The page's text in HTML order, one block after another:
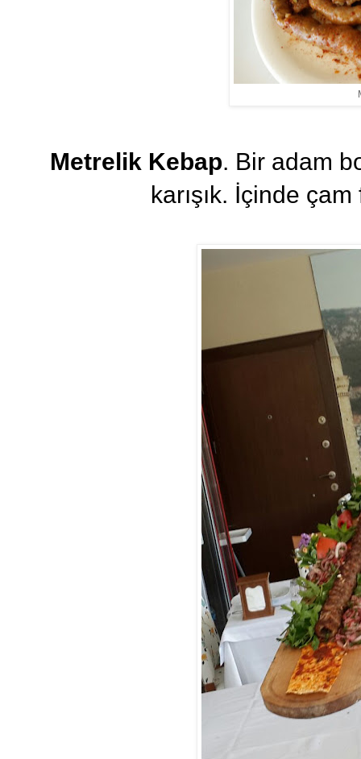
Metrelik Kebap. Bir adam
karışık. İçinde çam